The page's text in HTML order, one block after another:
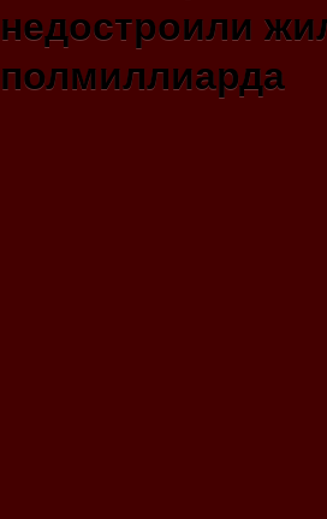
недостроили
полмиллиарда